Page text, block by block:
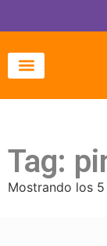
Tag:
Mostrando los